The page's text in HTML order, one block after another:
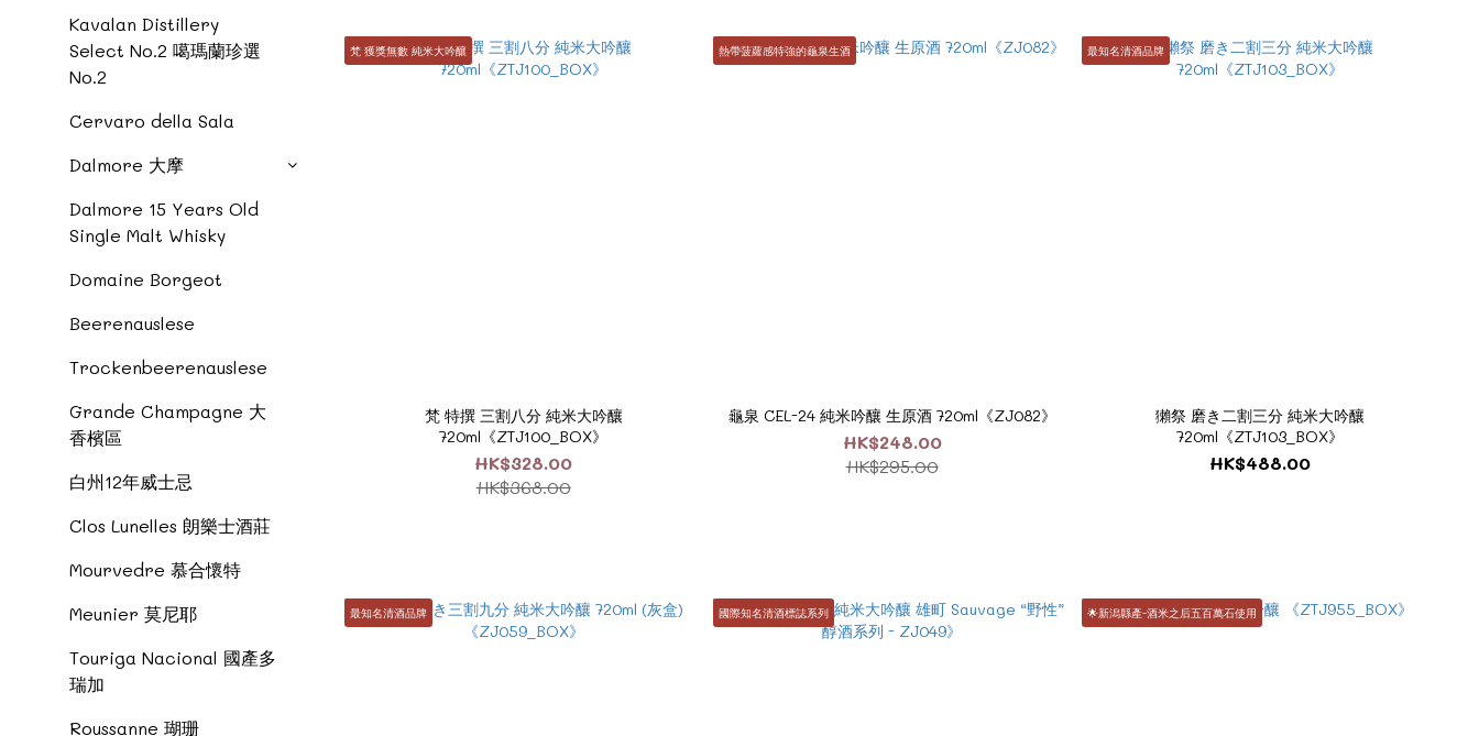
Kavalan Distillery
Select No.2 噶瑪蘭珍選
No.2
Cervaro della Sala
Dalmore 大摩
Dalmore 15 Years Old
Single Malt Whisky
Domaine Borgeot
Beerenauslese
Trockenbeerenauslese
Grande Champagne 大
香檳區
白州12年威士忌
Clos Lunelles 朗樂士酒莊
Mourvedre 慕合懷特
Meunier 莫尼耶
Touriga Nacional 國產多
瑞加
Roussanne 瑚珊
梵 獲獎無數 純米大吟釀
梵 特撰 三割八分 純米大吟釀
720ml《ZTJ100_BOX》
HK$328.00
HK$368.00
熱帶菠蘿感特強的龜泉生酒
龜泉 CEL-24 純米吟釀 生原酒 720ml《ZJ082》
HK$248.00
HK$295.00
最知名清酒品牌
獺祭 磨き二割三分 純米大吟釀
720ml《ZTJ103_BOX》
HK$488.00
最知名清酒品牌 國際知名清酒標誌系列 🌟新潟縣產-酒米之后五百萬石使用